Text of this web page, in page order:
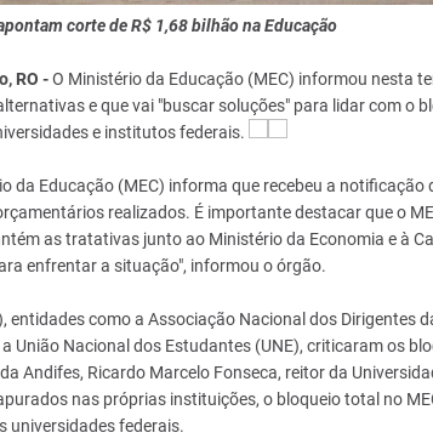
corte de R$ 1,68 bilhão na Educação
RO -O Ministério da Educação (MEC) informou nesta
e que vai "buscar soluções" para lidar com o
e institutos federais.
da Educação (MEC) informa que recebeu a
realizados. É importante destacar que o
as tratativas junto ao Ministério da Economia e à
enfrentar a situação", informou o órgão.
entidades como a Associação Nacional dos Dirigentes
União Nacional dos Estudantes (UNE), criticaram os
Andifes, Ricardo Marcelo Fonseca, reitor da
nas próprias instituições, o bloqueio total no
universidades federais.